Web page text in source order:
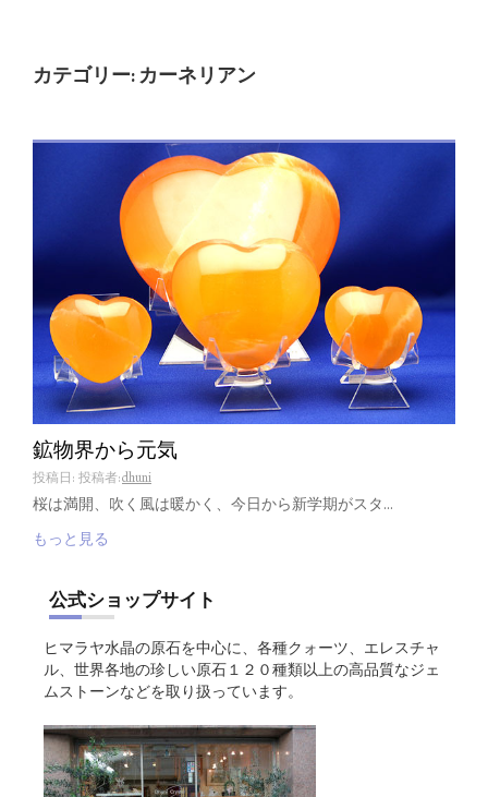
カテゴリー: カーネリアン
鉱物界から元気
投稿日: 投稿者:dhuni
桜は満開、吹く風は暖かく、今日から新学期がスタ…
もっと見る
公式ショップサイト
ヒマラヤ水晶の原石を中心に、各種クォーツ、エレスチャ
ル、世界各地の珍しい原石１２０種類以上の高品質なジェ
ムストーンなどを取り扱っています。